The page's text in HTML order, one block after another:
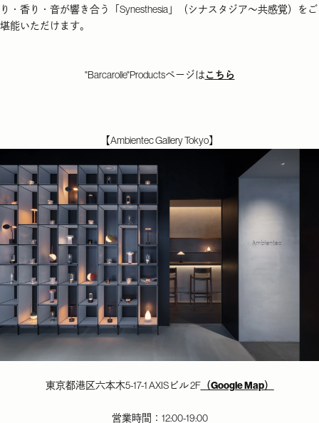
り・香り・音が響き合う「Synesthesia」（シナスタジア～共感覚）をご
堪能いただけます。
"Barcarolle"Productsページはこちら
【Ambientec Gallery Tokyo】
東京都港区六本木5-17-1 AXISビル2F（Google Map）
営業時間：12:00-19:00